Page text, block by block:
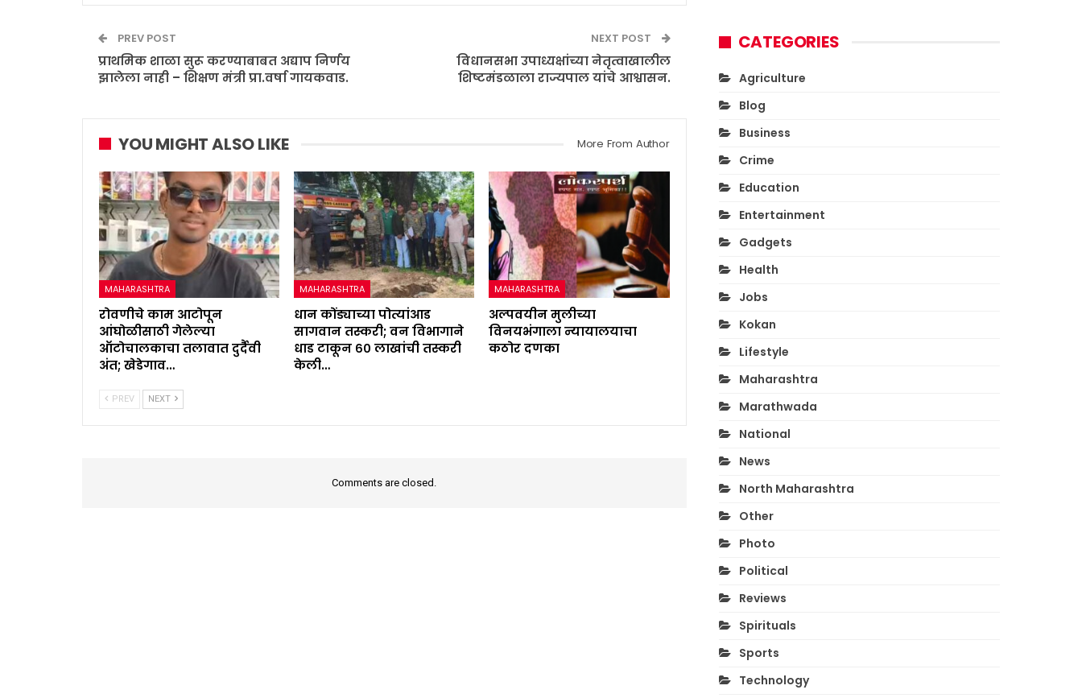
PREV POST
प्राथमिक शाळा सुरू करण्याबाबत अद्याप निर्णय
झालेला नाही – शिक्षण मंत्री प्रा.वर्षा गायकवाड.
NEXT POST
विधानसभा उपाध्यक्षांच्या नेतृत्वाखालील
शिष्टमंडळाला राज्यपाल यांचे आश्वासन.
YOU MIGHT ALSO LIKE More From Author
MAHARASHTRA
रोवणीचे काम आटोपून
आंघोळीसाठी गेलेल्या
ऑटोचालकाचा तलावात दुर्दैवी
अंत; खेडेगाव…
MAHARASHTRA
धान कोंड्याच्या पोत्यांआड
सागवान तस्करी; वन विभागाने
धाड टाकून ६० लाखांची तस्करी
केली…
MAHARASHTRA
अल्पवयीन मुलीच्या
विनयभंगाला न्यायालयाचा
कठोर दणका
PREV NEXT
Comments are closed.
CATEGORIES
Agriculture
Blog
Business
Crime
Education
Entertainment
Gadgets
Health
Jobs
Kokan
Lifestyle
Maharashtra
Marathwada
National
News
North Maharashtra
Other
Photo
Political
Reviews
Spirituals
Sports
Technology